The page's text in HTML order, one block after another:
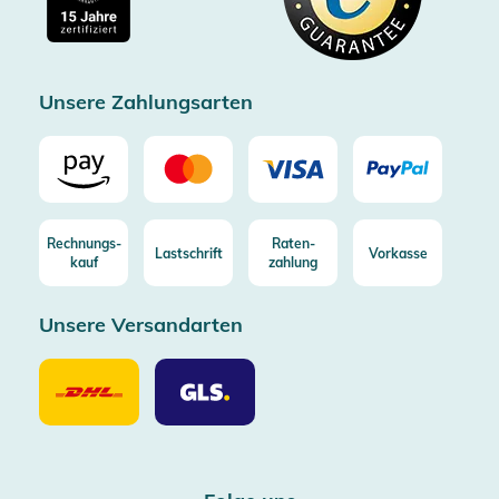
Kostenlose Rücksendung (aus DE/AT)
Unsere Zahlungsarten
Rechnungs-
kauf
Lastschrift
Raten-
zahlung
Vorkasse
Unsere Versandarten
Unsere
Versandarten
DHL
Unsere
Versandarten
GLS